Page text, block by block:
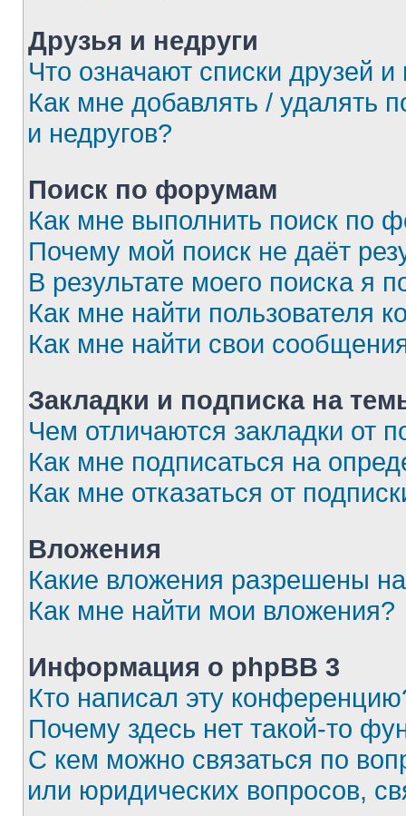
Друзья и недруги
Что означают списки друзей и
Как мне добавлять / удалять
и недругов?
Поиск по форумам
Как мне выполнить поиск по
Почему мой поиск не даёт
В результате моего поиска я
Как мне найти пользователя
Как мне найти свои
Закладки и подписка на
Чем отличаются закладки от
Как мне подписаться на
Как мне отказаться от
Вложения
Какие вложения разрешены
Как мне найти мои вложения?
Информация о phpBB 3
Кто написал эту
Почему здесь нет такой-то
С кем можно связаться по
или юридических вопросов,